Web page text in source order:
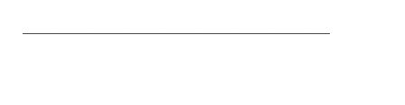
──────────────────────────────────